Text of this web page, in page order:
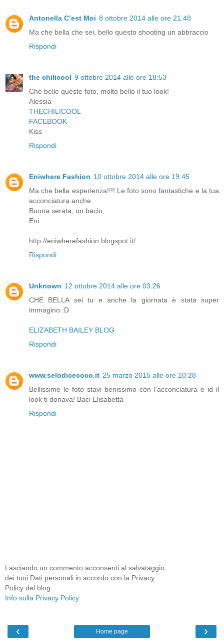
Antonella C’est Moi 8 ottobre 2014 alle ore 21:48
Ma che bella che sei, bello questo shooting un abbraccio
Rispondi
the chilicool 9 ottobre 2014 alle ore 18:53
Che belle queste foto, molto bello il tuo look!
Alessia
THECHILICOOL
FACEBOOK
Kiss
Rispondi
Eniwhere Fashion 10 ottobre 2014 alle ore 19:45
Ma che bella esperienza!!!! Le foto sono fantastiche e la tua
acconciatura anche.
Buona serata, un bacio,
Eni
http://eniwherefashion.blogspot.it/
Rispondi
Unknown 12 ottobre 2014 alle ore 03:26
CHE BELLA sei tu e anche la giornata è stata super
immagino :D
ELIZABETH BAILEY BLOG
Rispondi
www.selodicecoco.it 25 marzo 2015 alle ore 10:28
Bellissime le foto stavi benissimo con l'acconciatura e id il
look ti donava! Baci Elisabetta
Rispondi
Lasciando un commento acconsenti al salvataggio
dei tuoi Dati personali in accordo con la Privacy
Policy del blog.
Info sulla Privacy Policy
‹ ›
Home page